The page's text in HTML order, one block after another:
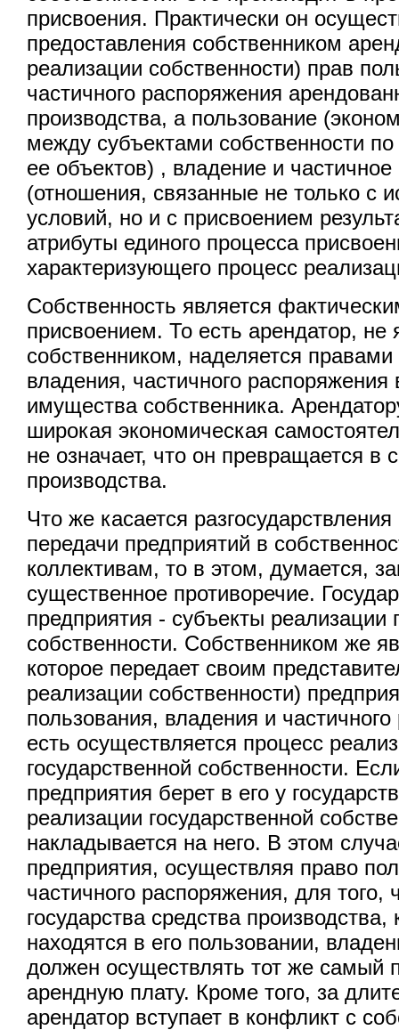
присвоения. Практически он
предоставления собственником
реализации собственности) прав
частичного распоряжения
производства, а пользование
между субъектами собственности
ее объектов) , владение и
(отношения, связанные не только с
условий, но и с присвоением
атрибуты единого процесса
характеризующего процесс
Собственность является
присвоением. То есть арендатор,
собственником, наделяется
владения, частичного
имущества собственника.
широкая экономическая
не означает, что он превращается в
производства.
Что же касается
передачи предприятий в
коллективам, то в этом, думается,
существенное противоречие.
предприятия - субъекты реализации
собственности. Собственником же
которое передает своим
реализации собственности)
пользования, владения и
есть осуществляется процесс
государственной собственности.
предприятия берет в его у
реализации государственной
накладывается на него. В этом
предприятия, осуществляя право
частичного распоряжения, для того,
государства средства
находятся в его пользовании,
должен осуществлять тот же самый
арендную плату. Кроме того, за
арендатор вступает в конфликт с